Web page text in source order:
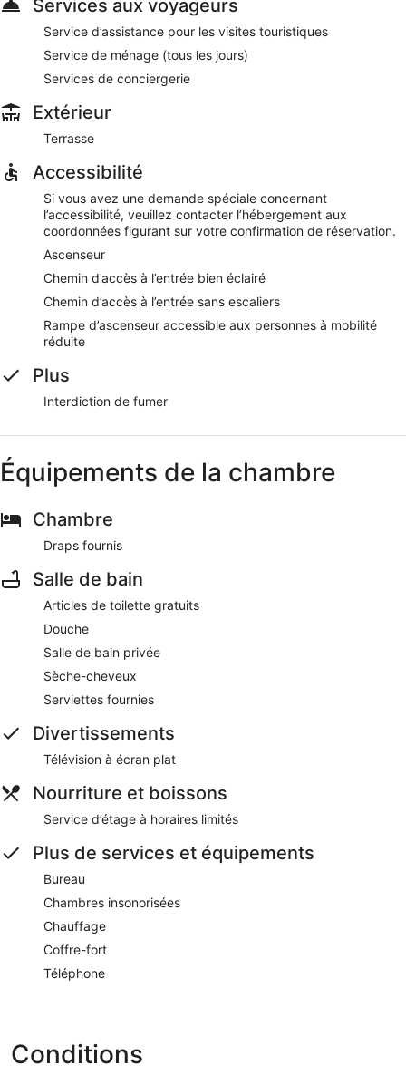
Services aux voyageurs
Service d’assistance pour les visites touristiques
Service de ménage (tous les jours)
Services de conciergerie
Extérieur
Terrasse
Accessibilité
Si vous avez une demande spéciale concernant
l’accessibilité, veuillez contacter l’hébergement aux
coordonnées figurant sur votre confirmation de réservation.
Ascenseur
Chemin d’accès à l’entrée bien éclairé
Chemin d’accès à l’entrée sans escaliers
Rampe d’ascenseur accessible aux personnes à mobilité
réduite
Plus
Interdiction de fumer
Équipements de la chambre
Chambre
Draps fournis
Salle de bain
Articles de toilette gratuits
Douche
Salle de bain privée
Sèche-cheveux
Serviettes fournies
Divertissements
Télévision à écran plat
Nourriture et boissons
Service d’étage à horaires limités
Plus de services et équipements
Bureau
Chambres insonorisées
Chauffage
Coffre-fort
Téléphone
Conditions